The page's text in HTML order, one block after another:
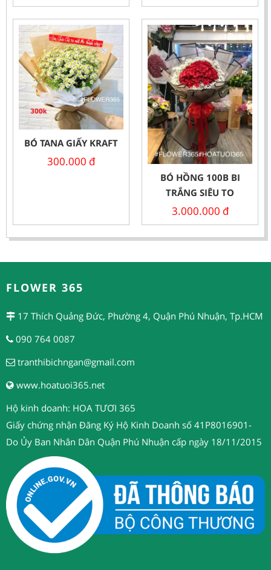
BÓ TANA GIẤY KRAFT
300.000 đ
BÓ HỒNG 100B BI
TRẮNG SIÊU TO
3.000.000 đ
FLOWER 365
17 Thích Quảng Đức, Phường 4, Quận Phú Nhuận, Tp.HCM
090 764 0087
tranthibichngan@gmail.com
www.hoatuoi365.net
Hộ kinh doanh: HOA TƯƠI 365
Giấy chứng nhận Đăng Ký Hộ Kinh Doanh số 41P8016901-
Do Ủy Ban Nhân Dân Quận Phú Nhuận cấp ngày 18/11/2015